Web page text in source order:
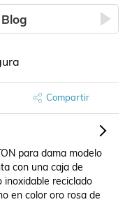
Compartir
para dama modelo
con una caja de
inoxidable reciclado
en color oro rosa de